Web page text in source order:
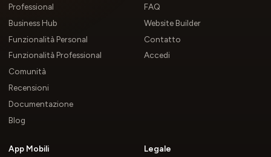
Professional
Business Hub
Funzionalità Personal
Funzionalità Professional
Comunità
Recensioni
Documentazione
Blog
FAQ
Website Builder
Contatto
Accedi
App Mobili Legale